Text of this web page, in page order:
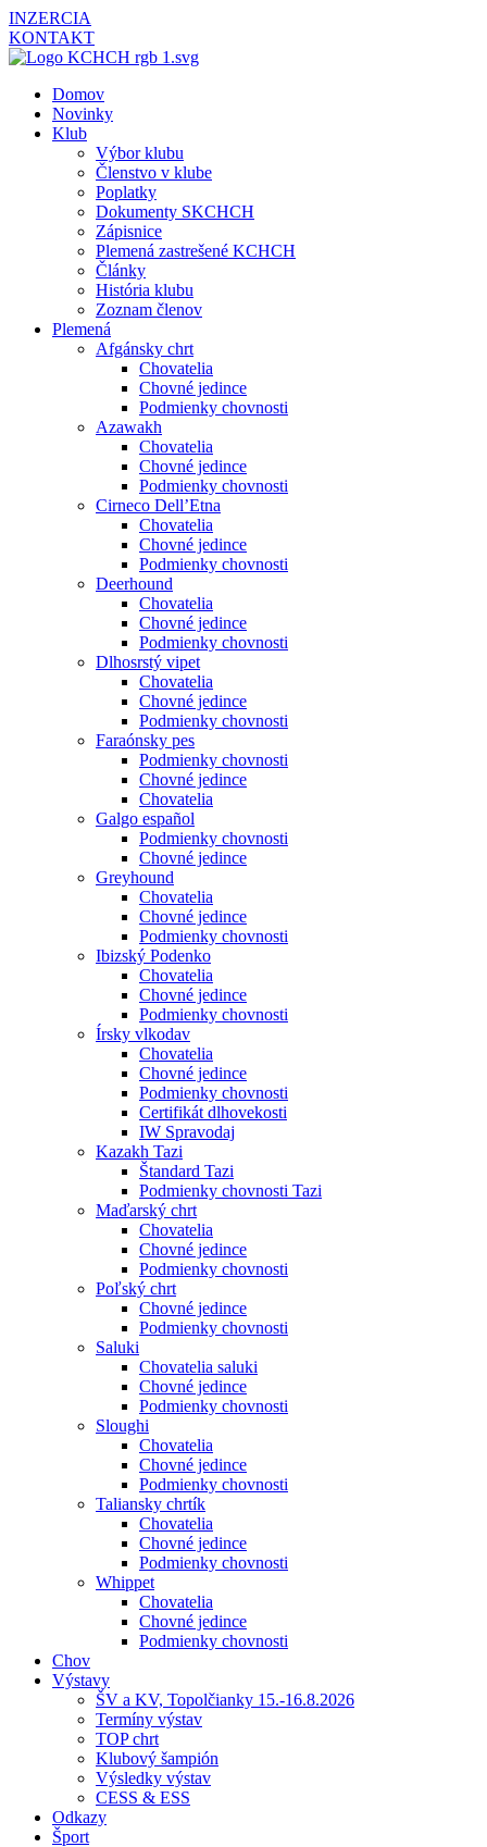
INZERCIA
KONTAKT
Domov
Novinky
Klub
Výbor klubu
Členstvo v klube
Poplatky
Dokumenty SKCHCH
Zápisnice
Plemená zastrešené KCHCH
Články
História klubu
Zoznam členov
Plemená
Afgánsky chrt
Chovatelia
Chovné jedince
Podmienky chovnosti
Azawakh
Chovatelia
Chovné jedince
Podmienky chovnosti
Cirneco Dell’Etna
Chovatelia
Chovné jedince
Podmienky chovnosti
Deerhound
Chovatelia
Chovné jedince
Podmienky chovnosti
Dlhosrstý vipet
Chovatelia
Chovné jedince
Podmienky chovnosti
Faraónsky pes
Podmienky chovnosti
Chovné jedince
Chovatelia
Galgo español
Podmienky chovnosti
Chovné jedince
Greyhound
Chovatelia
Chovné jedince
Podmienky chovnosti
Ibizský Podenko
Chovatelia
Chovné jedince
Podmienky chovnosti
Írsky vlkodav
Chovatelia
Chovné jedince
Podmienky chovnosti
Certifikát dlhovekosti
IW Spravodaj
Kazakh Tazi
Štandard Tazi
Podmienky chovnosti Tazi
Maďarský chrt
Chovatelia
Chovné jedince
Podmienky chovnosti
Poľský chrt
Chovné jedince
Podmienky chovnosti
Saluki
Chovatelia saluki
Chovné jedince
Podmienky chovnosti
Sloughi
Chovatelia
Chovné jedince
Podmienky chovnosti
Taliansky chrtík
Chovatelia
Chovné jedince
Podmienky chovnosti
Whippet
Chovatelia
Chovné jedince
Podmienky chovnosti
Chov
Výstavy
ŠV a KV, Topolčianky 15.-16.8.2026
Termíny výstav
TOP chrt
Klubový šampión
Výsledky výstav
CESS & ESS
Odkazy
Šport